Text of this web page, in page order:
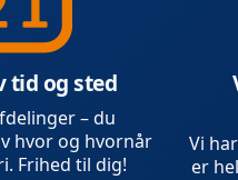
tid og sted
– du
hvor og hvornår
Frihed til dig!
Vi
er